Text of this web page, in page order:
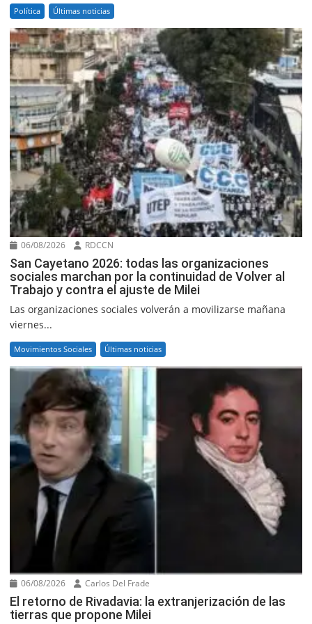
Política Últimas noticias
06/08/2026 RDCCN
San Cayetano 2026: todas las organizaciones
sociales marchan por la continuidad de Volver al
Trabajo y contra el ajuste de Milei
Las organizaciones sociales volverán a movilizarse mañana
viernes...
Movimientos Sociales Últimas noticias
06/08/2026 Carlos Del Frade
El retorno de Rivadavia: la extranjerización de las
tierras que propone Milei